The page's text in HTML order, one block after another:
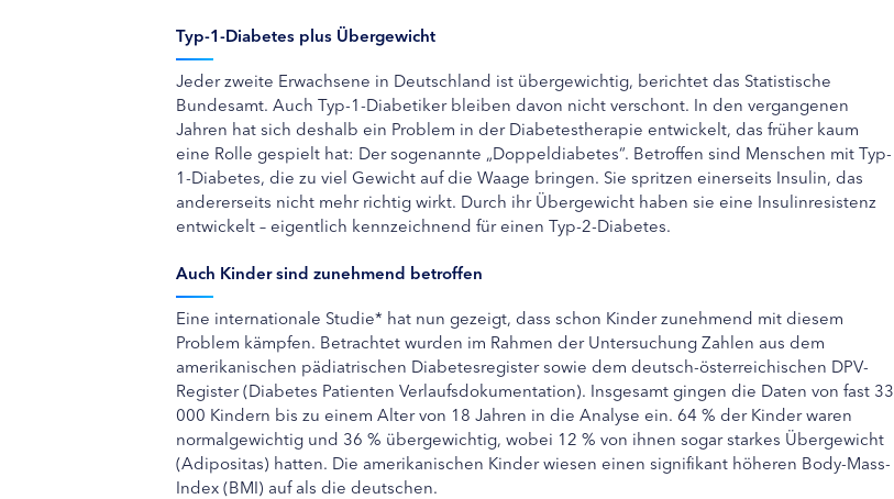
Typ-1-Diabetes plus Übergewicht
Jeder zweite Erwachsene in Deutschland ist übergewichtig, berichtet das Statistische
Bundesamt. Auch Typ-1-Diabetiker bleiben davon nicht verschont. In den vergangenen
Jahren hat sich deshalb ein Problem in der Diabetestherapie entwickelt, das früher kaum
eine Rolle gespielt hat: Der sogenannte „Doppeldiabetes“. Betroffen sind Menschen mit Typ-
1-Diabetes, die zu viel Gewicht auf die Waage bringen. Sie spritzen einerseits Insulin, das
andererseits nicht mehr richtig wirkt. Durch ihr Übergewicht haben sie eine Insulinresistenz
entwickelt – eigentlich kennzeichnend für einen Typ-2-Diabetes.
Auch Kinder sind zunehmend betroffen
Eine internationale Studie* hat nun gezeigt, dass schon Kinder zunehmend mit diesem
Problem kämpfen. Betrachtet wurden im Rahmen der Untersuchung Zahlen aus dem
amerikanischen pädiatrischen Diabetesregister sowie dem deutsch-österreichischen DPV-
Register (Diabetes Patienten Verlaufsdokumentation). Insgesamt gingen die Daten von fast 33
000 Kindern bis zu einem Alter von 18 Jahren in die Analyse ein. 64 % der Kinder waren
normalgewichtig und 36 % übergewichtig, wobei 12 % von ihnen sogar starkes Übergewicht
(Adipositas) hatten. Die amerikanischen Kinder wiesen einen signifikant höheren Body-Mass-
Index (BMI) auf als die deutschen.